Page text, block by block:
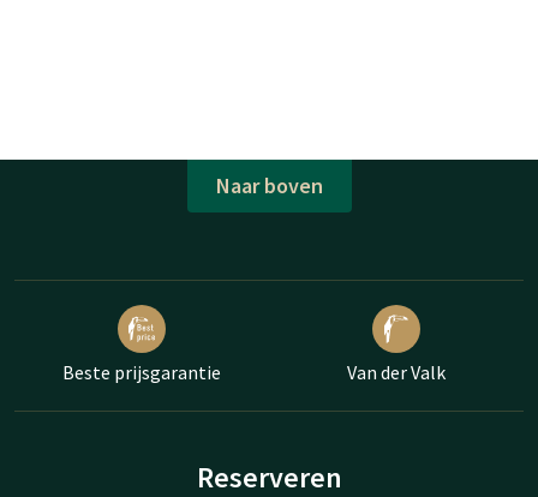
Naar boven
Beste prijsgarantie Van der Valk
Reserveren